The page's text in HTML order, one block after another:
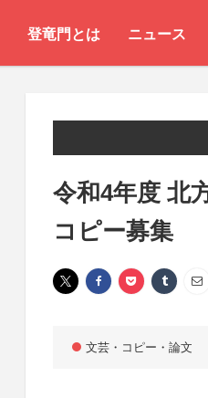
登竜門とは ニュース
令和4年度 北
コピー募集
文芸・コピー・論文